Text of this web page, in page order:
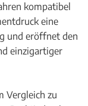
kompatibel
eine
und eröffnet den
einzigartiger
Vergleich zu